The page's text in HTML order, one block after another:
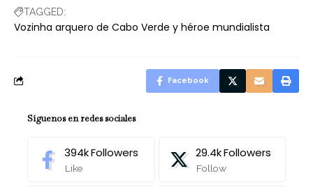
TAGGED:
Vozinha arquero de Cabo Verde y héroe mundialista
Facebook
Síguenos en redes sociales
394kFollowers
Like
29.4kFollowers
Follow